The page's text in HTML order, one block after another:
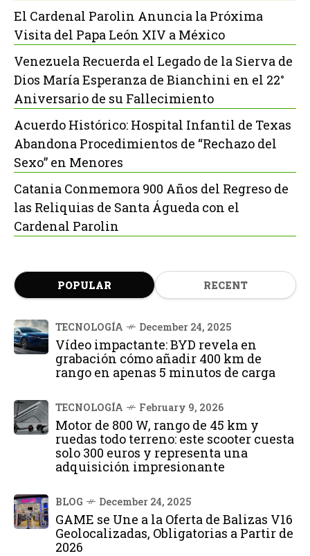
El Cardenal Parolin Anuncia la Próxima
Visita del Papa León XIV a México
Venezuela Recuerda el Legado de la Sierva de
Dios María Esperanza de Bianchini en el 22°
Aniversario de su Fallecimiento
Acuerdo Histórico: Hospital Infantil de Texas
Abandona Procedimientos de “Rechazo del
Sexo” en Menores
Catania Conmemora 900 Años del Regreso de
las Reliquias de Santa Águeda con el
Cardenal Parolin
POPULAR RECENT
TECNOLOGÍA December 24, 2025
Vídeo impactante: BYD revela en
grabación cómo añadir 400 km de
rango en apenas 5 minutos de carga
TECNOLOGÍA February 9, 2026
Motor de 800 W, rango de 45 km y
ruedas todo terreno: este scooter cuesta
solo 300 euros y representa una
adquisición impresionante
BLOG December 24, 2025
GAME se Une a la Oferta de Balizas V16
Geolocalizadas, Obligatorias a Partir de
2026